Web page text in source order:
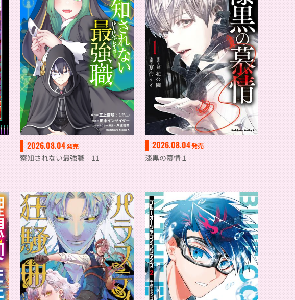
2026.08.04発売
察知されない最強職 11
2026.08.04発売
漆黒の慕情１